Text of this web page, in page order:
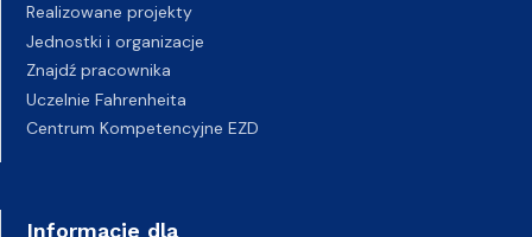
Realizowane projekty
Jednostki i organizacje
Znajdź pracownika
Uczelnie Fahrenheita
Centrum Kompetencyjne EZD
Informacje dla